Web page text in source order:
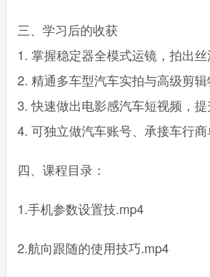
三、学习后的收获
1. 掌握稳定器全模式运镜，拍出
2. 精通多车型汽车实拍与高级剪
3. 快速做出电影感汽车短视频，
4. 可独立做汽车账号、承接车行
四、课程目录：
1.手机参数设置技.mp4
2.航向跟随的使用技巧.mp4